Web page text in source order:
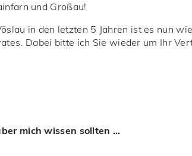
und Großau!
in den letzten 5 Jahren ist es nun
Dabei bitte ich Sie wieder um Ihr
mich wissen sollten …